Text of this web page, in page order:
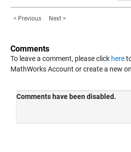
< Previous Next >
Comments
To leave a comment, please click here
MathWorks Account or create a new